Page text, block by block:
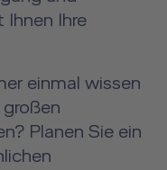
Ihre
einmal wissen
Planen Sie ein